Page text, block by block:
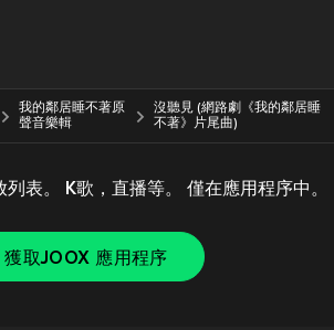
我的鄰居睡不著原
聲音樂輯
沒聽見 (網路劇《我的鄰居睡
不著》片尾曲)
表。 K歌，直播等。 僅在應用程序中。
獲取JOOX 應用程序